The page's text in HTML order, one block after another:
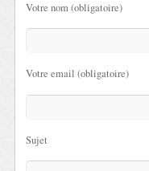
Votre nom (obligatoire)
Votre email (obligatoire)
Sujet